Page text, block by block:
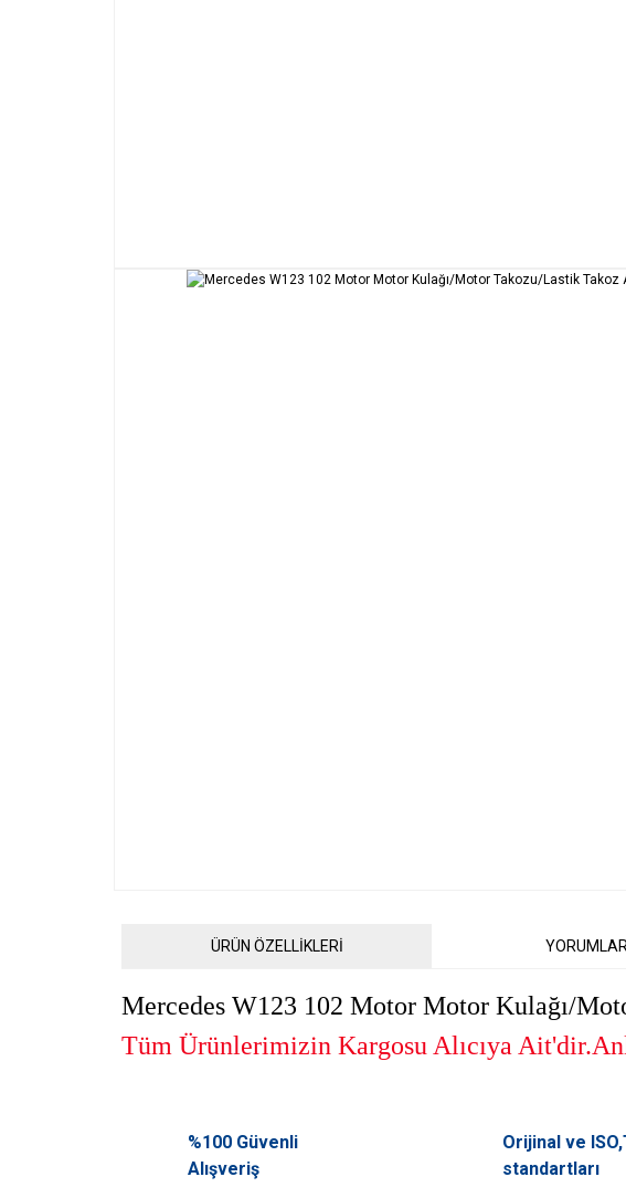
ÜRÜN ÖZELLİKLERİ YORUMLAR
Mercedes W123 102 Motor Motor Kulağı/
Tüm Ürünlerimizin Kargosu Alıcıya
Görüş ve önerileriniz için teşekkür ederiz.
%100 Güvenli
Alışveriş
Orijinal ve
standartları